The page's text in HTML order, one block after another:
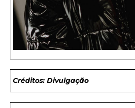
Créditos: Divulgação